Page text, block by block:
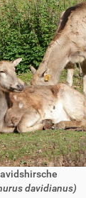
davidianus)